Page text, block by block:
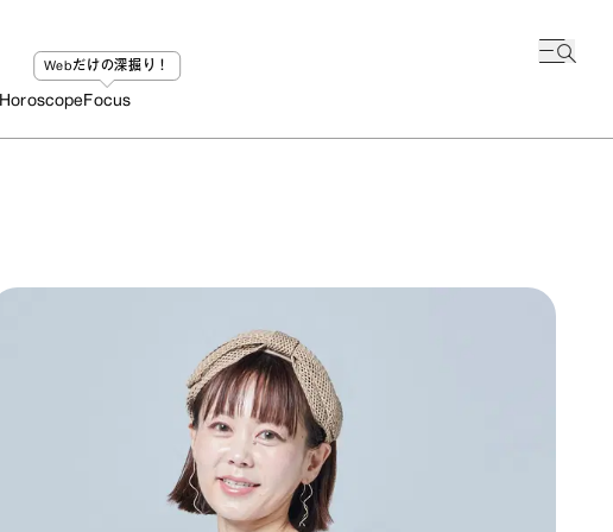
Horoscope
Webだけの深掘り！
Focus